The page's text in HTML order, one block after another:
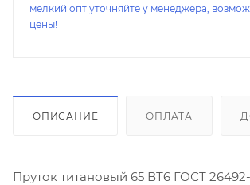
мелкий опт уточняйте у менеджера,
цены!
ОПИСАНИЕ ОПЛАТА
Пруток титановый 65 ВТ6 ГОСТ